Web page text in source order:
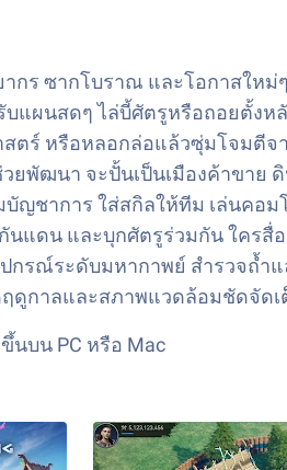
ากร ซากโบราณ และโอกาสใ
แผนสดๆ ไล่บี้ศัตรูหรือถอยตั้ง
ตร์ หรือหลอกล่อแล้วซุ่มโจมตีจ
วยพัฒนา จะปั้นเป็นเมืองค้าข
บัญชาการ ใส่สกิลให้ทีม เล่นคอ
แดน และบุกศัตรูร่วมกัน ใครสื่
รณ์ระดับมหากาพย์ สำรวจถ้ำ
ดูกาลและสภาพแวดล้อมชัดจั
นบน PC หรือ Mac